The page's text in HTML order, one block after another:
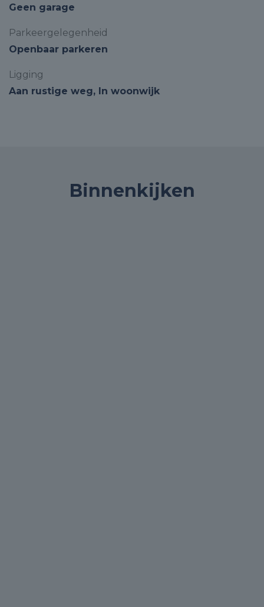
Geen garage
Parkeergelegenheid
Openbaar parkeren
Ligging
Aan rustige weg, In woonwijk
Binnenkijken